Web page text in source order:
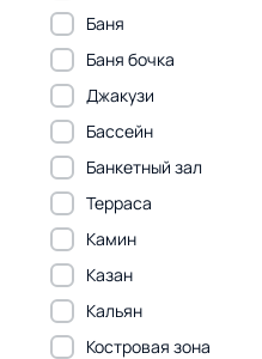
Баня
Баня бочка
Джакузи
Бассейн
Банкетный зал
Терраса
Камин
Казан
Кальян
Костровая зона